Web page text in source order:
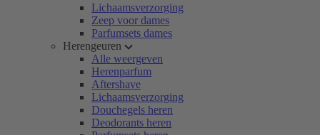
Lichaamsverzorging
Zeep voor dames
Parfumsets dames
Herengeuren
Alle weergeven
Herenparfum
Aftershave
Lichaamsverzorging
Douchegels heren
Deodorants heren